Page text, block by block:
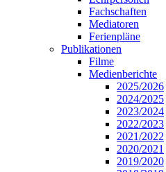
Fachschaften
Mediatoren
Ferienpläne
Publikationen
Filme
Medienberichte
2025/2026
2024/2025
2023/2024
2022/2023
2021/2022
2020/2021
2019/2020